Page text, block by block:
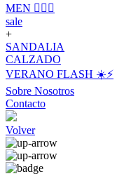
MEN 🙋🏽‍♂️
sale
+
SANDALIA
CALZADO
VERANO FLASH ☀️⚡️
Sobre Nosotros
Contacto
Volver